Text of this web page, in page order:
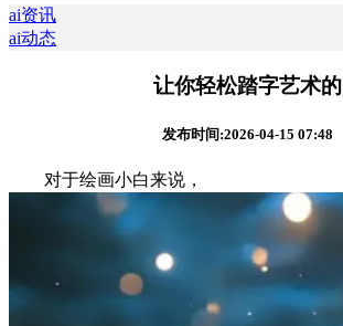
ai资讯
ai动态
让你轻松踏字艺术的
发布时间:2026-04-15 07:48
对于绘画小白来说，